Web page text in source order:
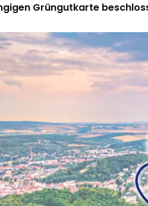
Grüngutkarte